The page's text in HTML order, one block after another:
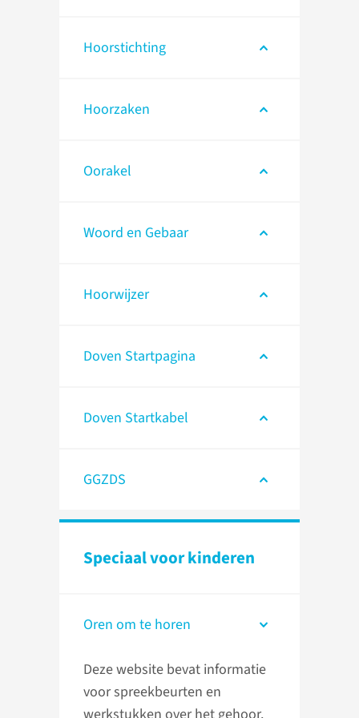
Hoorstichting
Hoorzaken
Oorakel
Woord en Gebaar
Hoorwijzer
Doven Startpagina
Doven Startkabel
GGZDS
Speciaal voor kinderen
Oren om te horen
Deze website bevat informatie
voor spreekbeurten en